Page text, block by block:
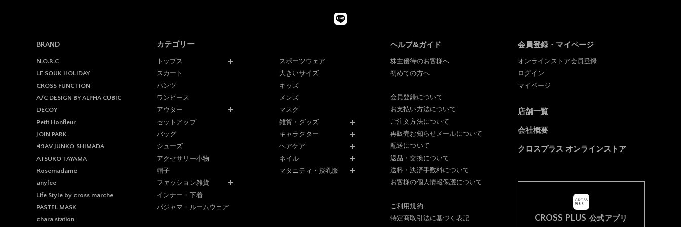
BRAND
N.O.R.C
LE SOUK HOLIDAY
CROSS FUNCTION
A/C DESIGN BY ALPHA CUBIC
DECOY
Petit Honfleur
JOIN PARK
49AV JUNKO SHIMADA
ATSURO TAYAMA
Rosemadame
anyfee
Life Style by cross marche
PASTEL MASK
chara station
カテゴリー
トップス
スカート
パンツ
ワンピース
アウター
セットアップ
バッグ
シューズ
アクセサリー小物
帽子
ファッション雑貨
インナー・下着
パジャマ・ルームウェア
スポーツウェア
大きいサイズ
キッズ
メンズ
マスク
雑貨・グッズ
キャラクター
ヘアケア
ネイル
マタニティ・授乳服
ヘルプ&ガイド
株主優待のお客様へ
初めての方へ
会員登録について
お支払い方法について
ご注文方法について
再販売お知らせメールについて
配送について
返品・交換について
送料・決済手数料について
お客様の個人情報保護について
ご利用規約
特定商取引法に基づく表記
会員登録・マイページ
オンラインストア会員登録
ログイン
マイページ
店舗一覧
会社概要
クロスプラス オンラインストア
CROSS PLUS 公式アプリ